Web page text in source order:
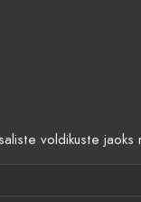
voldikuste